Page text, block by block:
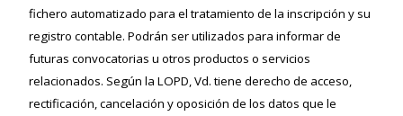
fichero automatizado para el tratamiento de la inscripción y su
registro contable. Podrán ser utilizados para informar de
futuras convocatorias u otros productos o servicios
relacionados. Según la LOPD, Vd. tiene derecho de acceso,
rectificación, cancelación y oposición de los datos que le